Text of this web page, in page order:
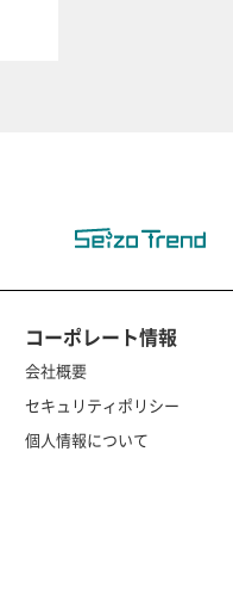
コーポレート情報
会社概要
セキュリティポリシー
個人情報について